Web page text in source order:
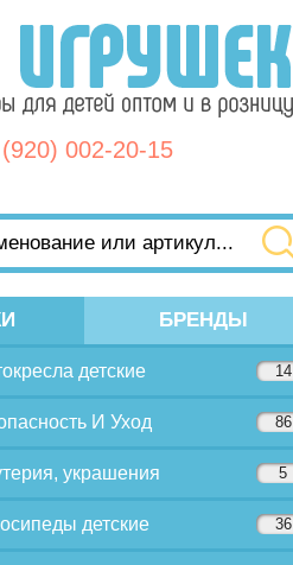
002-20-15
БРЕНДЫ
детские 14
И Уход 86
украшения 5
детские 36